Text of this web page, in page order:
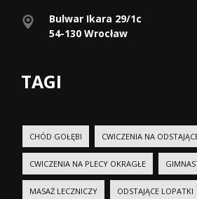
Bulwar Ikara 29/1c
54-130 Wrocław
TAGI
CHÓD GOŁĘBI CWICZENIA NA
CWICZENIA NA PLECY OKRAGŁE
MASAŻ LECZNICZY ODSTAJĄCE LOPATKI